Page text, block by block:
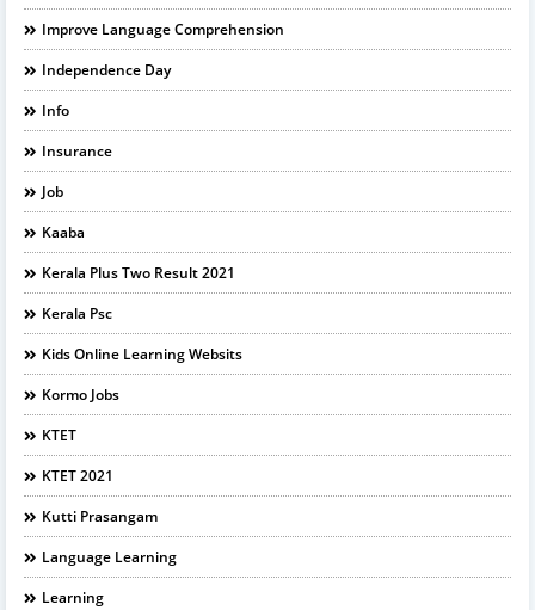
Improve Language Comprehension
Independence Day
Info
Insurance
Job
Kaaba
Kerala Plus Two Result 2021
Kerala Psc
Kids Online Learning Websits
Kormo Jobs
KTET
KTET 2021
Kutti Prasangam
Language Learning
Learning